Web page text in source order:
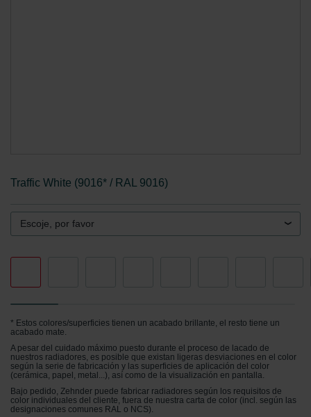
Traffic White (9016* / RAL 9016)
Escoje, por favor
* Estos colores/superficies tienen un acabado brillante, el resto tiene un
acabado mate.
A pesar del cuidado máximo puesto durante el proceso de lacado de
nuestros radiadores, es posible que existan ligeras desviaciones en el color
según la serie de fabricación y las superficies de aplicación del color
(cerámica, papel, metal...), así como de la visualización en pantalla.
Bajo pedido, Zehnder puede fabricar radiadores según los requisitos de
color individuales del cliente, fuera de nuestra carta de color (incl. según las
designaciones comunes RAL o NCS).